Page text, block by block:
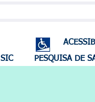
SIC PESQUISA DE